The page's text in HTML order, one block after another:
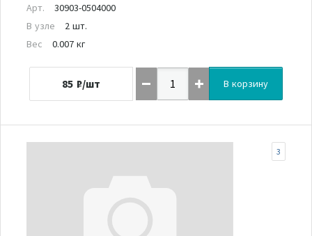
Арт.
30903-0504000
В узле
2 шт.
Вес
0.007 кг
85 ₽/шт В корзину
3